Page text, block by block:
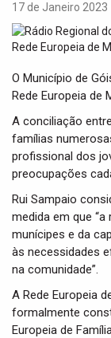
17 de Janeiro 2023
O Município de
Rede Europeia de
A conciliação
famílias
profissional dos
preocupações
Rui Sampaio
medida em que
munícipes e da
às necessidades
na comunidade”.
A Rede Europeia
formalmente
Europeia de